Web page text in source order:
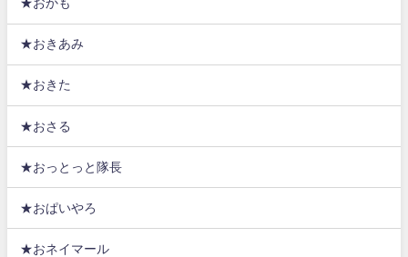
★おかも
★おきあみ
★おきた
★おさる
★おっとっと隊長
★おぱいやろ
★おネイマール